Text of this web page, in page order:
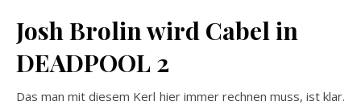
Josh Brolin wird Cabel in
DEADPOOL 2
Das man mit diesem Kerl hier immer rechnen muss, ist klar.